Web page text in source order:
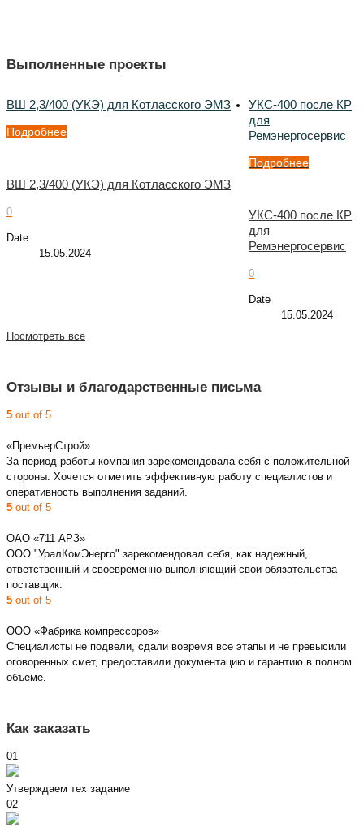
Выполненные проекты
ВШ 2,3/400 (УКЭ) для Котласского ЭМЗ
Подробнее
ВШ 2,3/400 (УКЭ) для Котласского ЭМЗ
0
Date
15.05.2024
УКС-400 после КР
для
Ремэнергосервис
Подробнее
УКС-400 после КР
для
Ремэнергосервис
0
Date
15.05.2024
Посмотреть все
Отзывы и благодарственные письма
5 out of 5
«ПремьерСтрой»
За период работы компания зарекомендовала себя с положительной
стороны. Хочется отметить эффективную работу специалистов и
оперативность выполнения заданий.
5 out of 5
ОАО «711 АРЗ»
ООО "УралКомЭнерго" зарекомендовал себя, как надежный,
ответственный и своевременно выполняющий свои обязательства
поставщик.
5 out of 5
ООО «Фабрика компрессоров»
Специалисты не подвели, сдали вовремя все этапы и не превысили
оговоренных смет, предоставили документацию и гарантию в полном
объеме.
Как заказать
01
Утверждаем тех задание
02